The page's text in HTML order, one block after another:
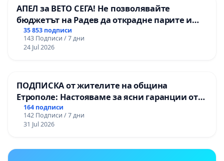
АПЕЛ за ВЕТО СЕГА! Не позволявайте
бюджетът на Радев да открадне парите и
правата ни в тъмното
35 853 подписи
143 Подписи / 7 дни
24 Jul 2026
ПОДПИСКА от жителите на община
Етрополе: Настояваме за ясни гаранции от
“Елаците-МЕД” АД и от държавата, че ще се
изпълнят всички екологични норми!
164 подписи
142 Подписи / 7 дни
31 Jul 2026